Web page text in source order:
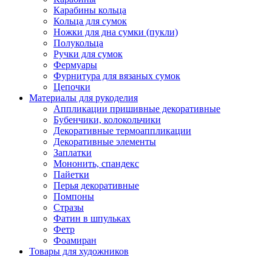
Карабины кольца
Кольца для сумок
Ножки для дна сумки (пукли)
Полукольца
Ручки для сумок
Фермуары
Фурнитура для вязаных сумок
Цепочки
Материалы для рукоделия
Аппликации пришивные декоративные
Бубенчики, колокольчики
Декоративные термоаппликации
Декоративные элементы
Заплатки
Мононить, спандекс
Пайетки
Перья декоративные
Помпоны
Стразы
Фатин в шпульках
Фетр
Фоамиран
Товары для художников